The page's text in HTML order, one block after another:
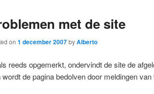
met de site
on 1 december 2007byAlberto
reeds opgemerkt, ondervindt de site de
wordt de pagina bedolven door meldingen